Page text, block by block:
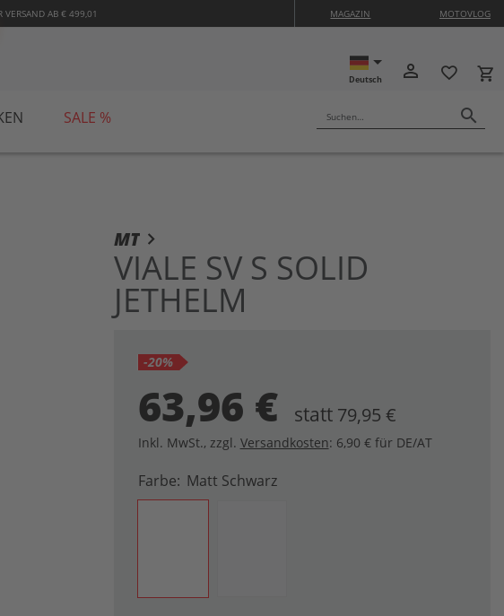
kopieren SAISON10
VERSAND AB € 499,01 MAGAZIN MOTOVLOG
Deutsch person_outline favorite_border local_grocery_store
Suchen… search
SALE %
MT
VIALE SV S SOLID
JETHELM
-20%
63,96 € statt 79,95 €
Inkl. MwSt., zzgl. Versandkosten: 6,90 € für DE/AT
Farbe Matt Schwarz
Anfang
Bildergalerie
springen